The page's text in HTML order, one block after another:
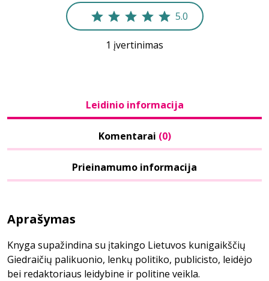
5.0
1 įvertinimas
Leidinio informacija
Komentarai (0)
Prieinamumo informacija
Aprašymas
Knyga supažindina su įtakingo Lietuvos kunigaikščių
Giedraičių palikuonio, lenkų politiko, publicisto, leidėjo
bei redaktoriaus leidybine ir politine veikla.